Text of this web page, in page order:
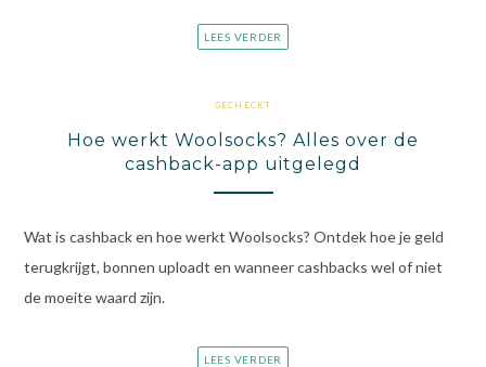
LEES VERDER
GECHECKT
Hoe werkt Woolsocks? Alles over de
cashback-app uitgelegd
Wat is cashback en hoe werkt Woolsocks? Ontdek hoe je geld
terugkrijgt, bonnen uploadt en wanneer cashbacks wel of niet
de moeite waard zijn.
LEES VERDER